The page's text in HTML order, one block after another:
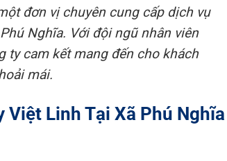
đơn vị chuyên cung cấp dịch vụ
Nghĩa. Với đội ngũ nhân viên
ty cam kết mang đến cho khách
mái.
Việt Linh Tại Xã Phú Nghĩa